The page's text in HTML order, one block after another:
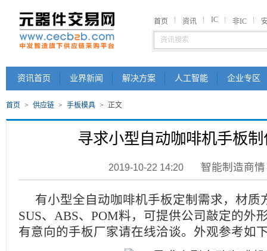
首页 资讯 IC 非IC
资讯首页 业界新闻 解决方案 人工智能 企业专区
首页 > 供应链 > 手板模具 > 正文
寻求小型自动咖啡机手板
2019-10-22 14:20 智能制造商情
有小型全自动咖啡机手板定制需求，材质
SUS、ABS、POM料，可提供公司敲定的外
有意向的手板厂家请在线洽谈。外观参考如